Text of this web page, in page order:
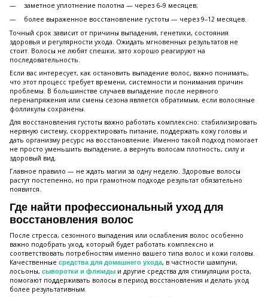
заметное уплотнение полотна — через 6–9 месяцев;
более выраженное восстановление густоты — через 9–12 месяцев.
Точный срок зависит от причины выпадения, генетики, состояния
здоровья и регулярности ухода. Ожидать мгновенных результатов не
стоит. Волосы не любят спешки, зато хорошо реагируют на
последовательность.
Если вас интересует, как остановить выпадение волос, важно понимать,
что этот процесс требует времени, системности и понимания причин
проблемы. В большинстве случаев выпадение после нервного
перенапряжения или смены сезона является обратимым, если волосяные
фолликулы сохранены.
Для восстановления густоты важно работать комплексно: стабилизировать
нервную систему, скорректировать питание, поддержать кожу головы и
дать организму ресурс на восстановление. Именно такой подход помогает
не просто уменьшить выпадение, а вернуть волосам плотность, силу и
здоровый вид.
Главное правило — не ждать магии за одну неделю. Здоровые волосы
растут постепенно, но при грамотном подходе результат обязательно
появится.
Где найти профессиональный уход для
восстановления волос
После стресса, сезонного выпадения или ослабления волос особенно
важно подобрать уход, который будет работать комплексно и
соответствовать потребностям именно вашего типа волос и кожи головы.
Качественные средства для домашнего ухода, в частности шампуни,
лосьоны, сыворотки и флюиды и другие средства для стимуляции роста,
помогают поддерживать волосы в период восстановления и делать уход
более результативным.